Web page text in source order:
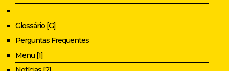
Glossário [G]
Perguntas Frequentes
Menu [1]